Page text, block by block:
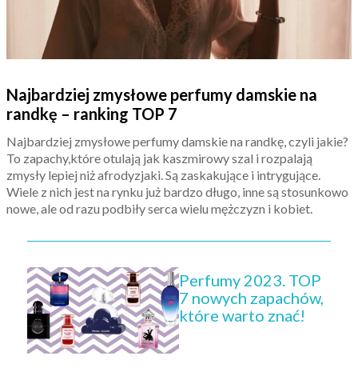
Najbardziej zmysłowe perfumy damskie na
randkę – ranking TOP 7
Najbardziej zmysłowe perfumy damskie na randkę, czyli jakie?
To zapachy,które otulają jak kaszmirowy szal i rozpalają
zmysły lepiej niż afrodyzjaki. Są zaskakujące i intrygujące.
Wiele z nich jest na rynku już bardzo długo, inne są stosunkowo
nowe, ale od razu podbiły serca wielu mężczyzn i kobiet.
Perfumy 2023. TOP
7 nowych zapachów,
które warto znać!